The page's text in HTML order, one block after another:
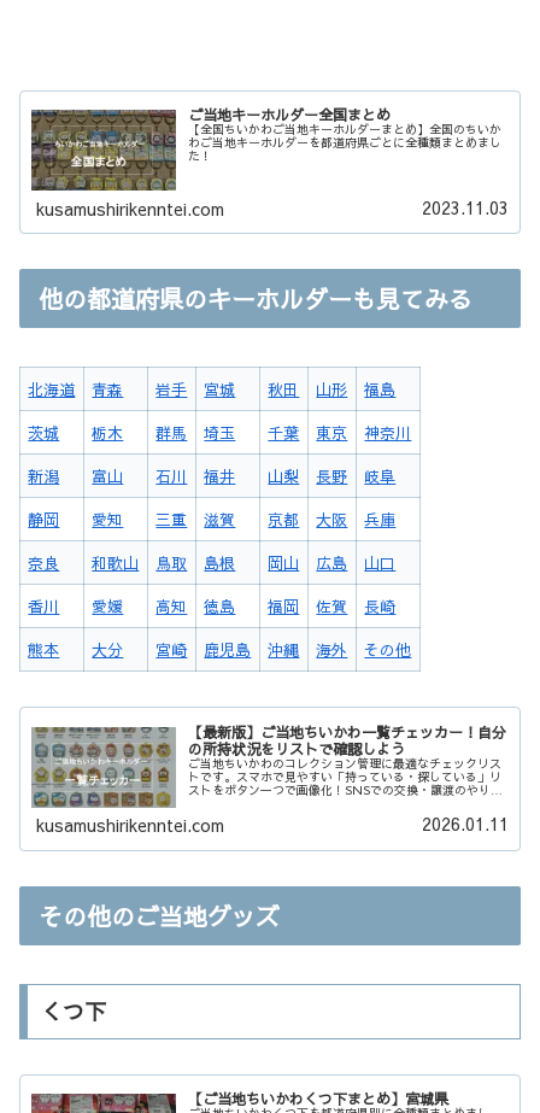
ご当地キーホルダー全国まとめ
【全国ちいかわご当地キーホルダーまとめ】全国のちいか
わご当地キーホルダーを都道府県ごとに全種類まとめまし
た！
kusamushirikenntei.com 2023.11.03
他の都道府県のキーホルダーも見てみる
北海道 青森 岩手 宮城 秋田 山形 福島
茨城 栃木 群馬 埼玉 千葉 東京 神奈川
新潟 富山 石川 福井 山梨 長野 岐阜
静岡 愛知 三重 滋賀 京都 大阪 兵庫
奈良 和歌山 鳥取 島根 岡山 広島 山口
香川 愛媛 高知 徳島 福岡 佐賀 長崎
熊本 大分 宮崎 鹿児島 沖縄 海外 その他
【最新版】ご当地ちいかわ一覧チェッカー！自分
の所持状況をリストで確認しよう
ご当地ちいかわのコレクション管理に最適なチェックリス
トです。スマホで見やすい「持っている・探している」リ
ストをボタン一つで画像化！SNSでの交換・譲渡のやり取
す。あなたのちいかわ集めを強力にサポート！
kusamushirikenntei.com 2026.01.11
その他のご当地グッズ
くつ下
【ご当地ちいかわくつ下まとめ】宮城県